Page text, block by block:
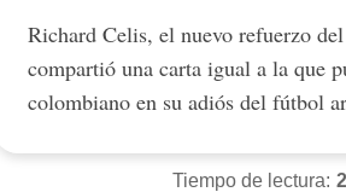
Richard Celis, el nuevo refuerzo
compartió una carta igual a la que
colombiano en su adiós del fútbol
Tiempo de lectura: